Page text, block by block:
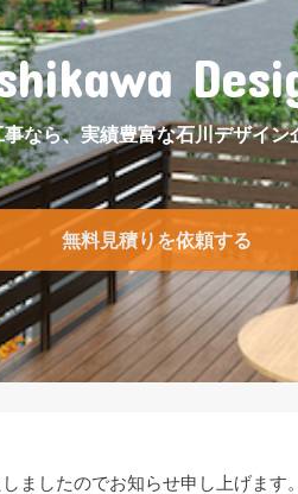
なら、実績豊富な石川デザイン
無料見積りを依頼する
ましたのでお知らせ申し上げます。